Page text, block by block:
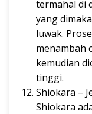
termahal di
yang
luwak.
menambah
kemudian
tinggi.
Shiokara –
Shiokara